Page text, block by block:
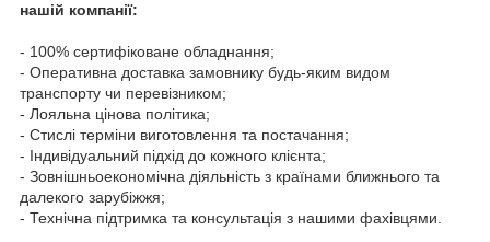
нашій компанії:
- 100% сертифіковане обладнання;
- Оперативна доставка замовнику будь-яким видом
транспорту чи перевізником;
- Лояльна цінова політика;
- Стислі терміни виготовлення та постачання;
- Індивідуальний підхід до кожного клієнта;
- Зовнішньоекономічна діяльність з країнами ближнього та
далекого зарубіжжя;
- Технічна підтримка та консультація з нашими фахівцями.